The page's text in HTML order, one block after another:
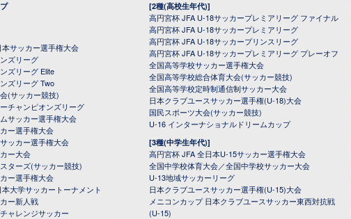
サッカー選手権大会
ズリーグ
ズリーグ Elite
ズリーグ Two
(サッカー競技)
チャンピオンズリーグ
サッカー選手権大会
ー選手権大会
ッカー選手権大会
ー大会
ターズ(サッカー競技)
ー選手権大会
大学サッカートーナメント
ー新人戦
ャレンジサッカー
[2種(高校生年代)]
高円宮杯 JFA U-18サッカープレミアリーグ ファイナル
高円宮杯 JFA U-18サッカープレミアリーグ
高円宮杯 JFA U-18サッカープリンスリーグ
高円宮杯 JFA U-18サッカープレミアリーグ プレーオフ
全国高等学校サッカー選手権大会
全国高等学校総合体育大会(サッカー競技)
全国高等学校定時制通信制サッカー大会
日本クラブユースサッカー選手権(U-18)大会
国民スポーツ大会(サッカー競技)
U-16 インターナショナルドリームカップ
[3種(中学生年代)]
高円宮杯 JFA 全日本U-15サッカー選手権大会
全国中学校体育大会／全国中学校サッカー大会
U-13地域サッカーリーグ
日本クラブユースサッカー選手権(U-15)大会
メニコンカップ 日本クラブユースサッカー東西対抗戦
(U-15)